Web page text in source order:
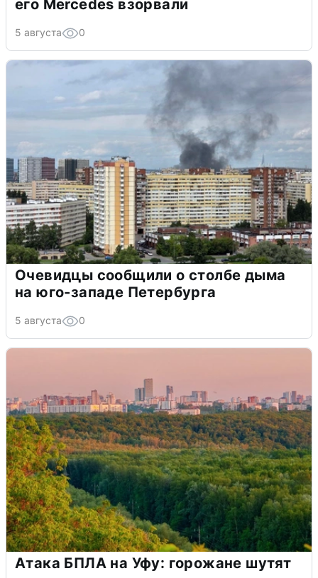
его Mercedes взорвали
5 августа 0
Очевидцы сообщили о столбе дыма
на юго-западе Петербурга
5 августа 0
Атака БПЛА на Уфу: горожане шутят